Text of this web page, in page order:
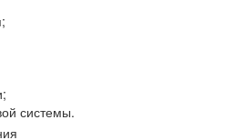
системы.